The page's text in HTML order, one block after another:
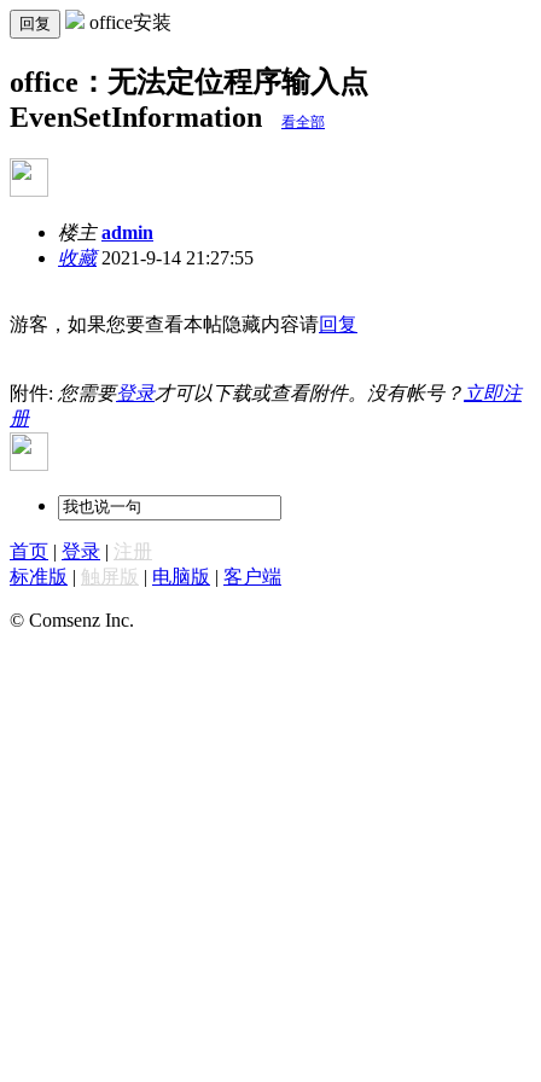
回复 office安装
office：无法定位程序输入点
EvenSetInformation
看全部
楼主 admin
收藏2021-9-14 21:27:55
游客，如果您要查看本帖隐藏内容请回复
附件: 您需要登录才可以下载或查看附件。没有帐号？ 立即注
册
首页 | 登录 | 注册
标准版 | 触屏版 | 电脑版 | 客户端
© Comsenz Inc.